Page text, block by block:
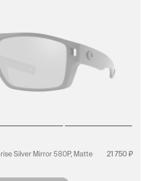
Silver Mirror 580P, Matte
21 750